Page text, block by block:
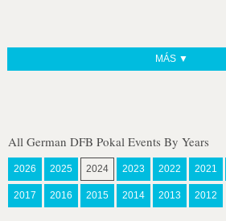
MÁS ▼
All German DFB Pokal Events By Years
2026 2025 2024 2023 2022 2021
2017 2016 2015 2014 2013 2012